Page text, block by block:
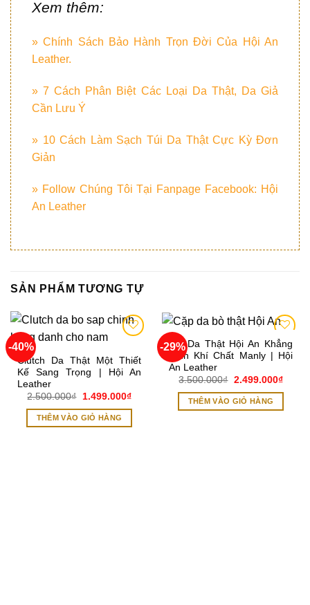
Xem thêm:
» Chính Sách Bảo Hành Trọn Đời Của Hội An
Leather.
» 7 Cách Phân Biệt Các Loại Da Thật, Da Giả
Cần Lưu Ý
» 10 Cách Làm Sạch Túi Da Thật Cực Kỳ Đơn
Giản
» Follow Chúng Tôi Tại Fanpage Facebook: Hội
An Leather
SẢN PHẨM TƯƠNG TỰ
-40%
wishlist
Clutch Da Thật Một Thiết
Kế Sang Trọng | Hội An
Leather
2.500.000₫
Giá
là:
2.500.000₫.
1.499.000₫Giá
THÊM VÀO GIỎ HÀNG
-29%
Add to
wishlist
Túi Da Thật Hội An Khẳng
Định Khí Chất Manly | Hội
An Leather
3.500.000₫ Giá
là:
3.500.000₫.
2.499.000₫Giá
THÊM VÀO GIỎ HÀNG